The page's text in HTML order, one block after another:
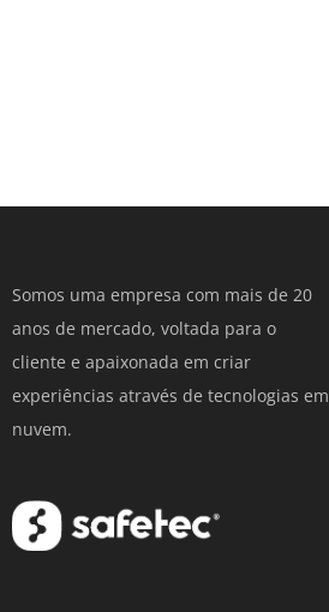
Somos uma empresa com mais de 20
anos de mercado, voltada para o
cliente e apaixonada em criar
experiências através de tecnologias em
nuvem.